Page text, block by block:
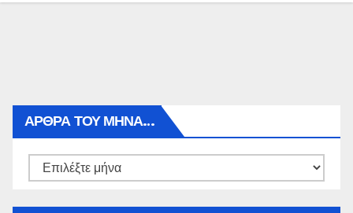
ΑΡΘΡΑ ΤΟΥ ΜΉΝΑ…
Αρθρα